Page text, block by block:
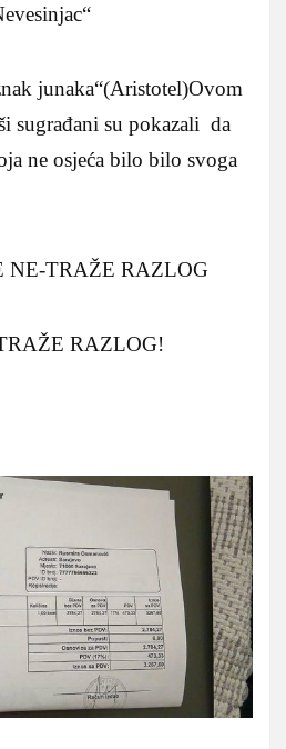
junaka“(Aristotel)Ovom
sugrađani su pokazali da
ne osjeća bilo bilo svoga
NE-TRAŽE RAZLOG
RAZLOG!